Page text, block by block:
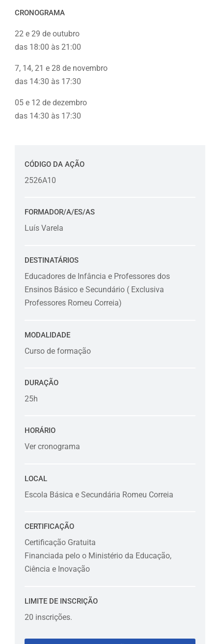
CRONOGRAMA
22 e 29 de outubro
das 18:00 às 21:00
7, 14, 21 e 28 de novembro
das 14:30 às 17:30
05 e 12 de dezembro
das 14:30 às 17:30
CÓDIGO DA AÇÃO
2526A10
FORMADOR/A/ES/AS
Luís Varela
DESTINATÁRIOS
Educadores de Infância e Professores dos
Ensinos Básico e Secundário ( Exclusiva
Professores Romeu Correia)
MODALIDADE
Curso de formação
DURAÇÃO
25h
HORÁRIO
Ver cronograma
LOCAL
Escola Básica e Secundária Romeu Correia
CERTIFICAÇÃO
Certificação Gratuita
Financiada pelo o Ministério da Educação,
Ciência e Inovação
LIMITE DE INSCRIÇÃO
20 inscrições.